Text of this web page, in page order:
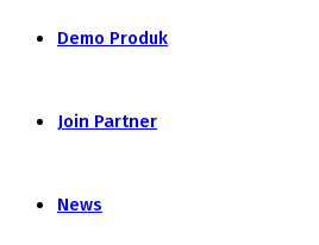
Demo Produk
Join Partner
News